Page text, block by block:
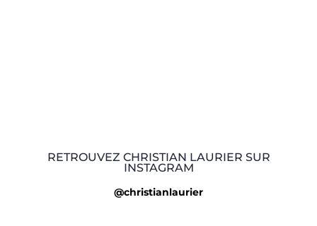
RETROUVEZ CHRISTIAN LAURIER SUR
INSTAGRAM
@christianlaurier